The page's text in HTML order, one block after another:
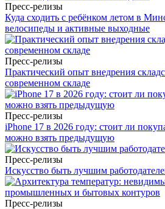
Пресс-релизы
Куда сходить с ребёнком летом в
велосипеды и активные выходные
Пресс-релизы
Практический опыт внедрения
современном складе
Пресс-релизы
iPhone 17 в 2026 году: стоит ли
можно взять предыдущую
Пресс-релизы
Искусство быть лучшим
Пресс-релизы